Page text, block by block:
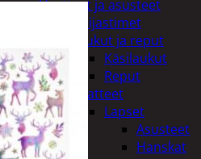
Vaatteet ja asusteet
Heijastimet
Laukut ja reput
Käsilaukut
Reput
Vaatteet
Lapset
Asusteet
Hanskat